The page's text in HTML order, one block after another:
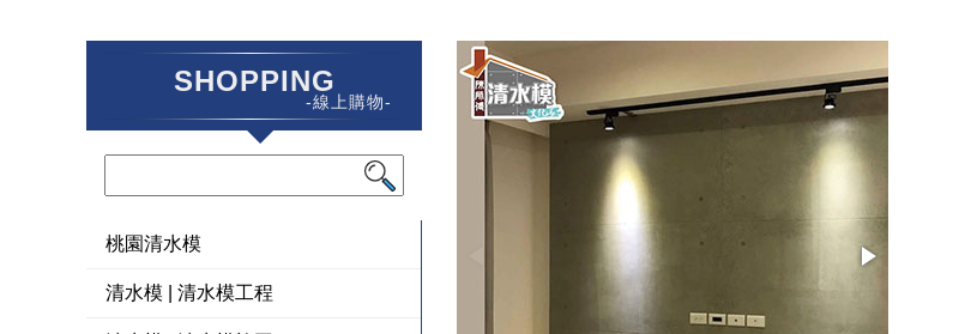
SHOPPING
-線上購物-
桃園清水模
清水模 | 清水模工程